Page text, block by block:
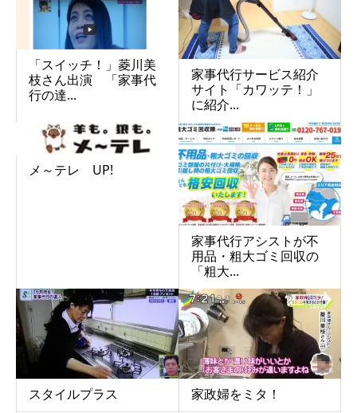
「スイッチ！」菱川美
枝さん出演 「家事代
行の達...
家事代行サービス紹介
サイト「カワッテ！」
に紹介...
メ～テレ UP!
家事代行アシストが不
用品・粗大ゴミ回収の
「粗大...
スタイルプラス 家政婦をミタ！